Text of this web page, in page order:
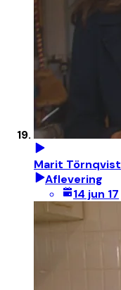
Marit Törnqvist
Aflevering
14 jun 17